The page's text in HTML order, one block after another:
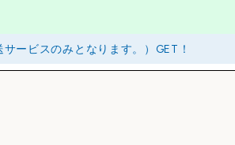
ービスのみとなります。）GET！